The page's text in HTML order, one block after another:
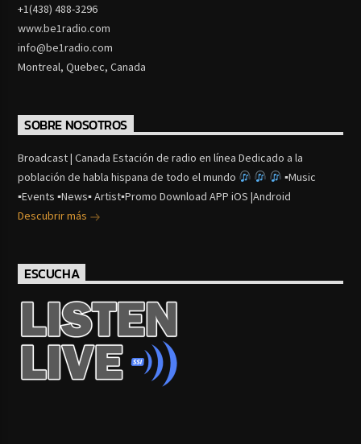
+1(438) 488-3296
www.be1radio.com
info@be1radio.com
Montreal, Quebec, Canada
SOBRE NOSOTROS
Broadcast | Canada Estación de radio en línea Dedicado a la
población de habla hispana de todo el mundo
▪Music
▪Events ▪News▪ Artist▪Promo Download APP iOS |Android
Descubrir más
ESCUCHA